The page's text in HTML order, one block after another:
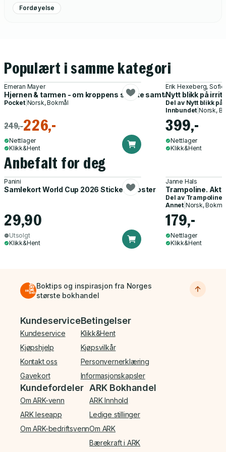
Fordøyelse
Populært i samme kategori
Emeran Mayer
Hjernen & tarmen - om kroppens skjulte samtale
Pocket| Norsk, Bokmål
249,-226,-
Nettlager
Klikk&Hent
Erik Hexeberg,
Nytt blikk på
Del av Nytt blikk på
Innbundet Norsk,
399,-
Nettlager
Klikk&Hent
Anbefalt for deg
Panini
Samlekort World Cup 2026 Sticker Booster
29,90
Utsolgt
Klikk&Hent
Janne Hals
Trampoline.
Del av Trampoline
Annet| Norsk,
179,-
Nettlager
Klikk&Hent
Boktips og inspirasjon fra Norges
største bokhandel
Bunnmeny
Kundeservice
Kundeservice
Kjøpshjelp
Kontakt oss
Gavekort
Betingelser
Klikk&Hent
Kjøpsvilkår
Personvernerklæring
Informasjonskapsler
Kundefordeler
Om ARK-venn
ARK leseapp
Om ARK-bedriftsvenn
ARK Bokhandel
ARK Innhold
Ledige stillinger
Om ARK
Bærekraft i ARK